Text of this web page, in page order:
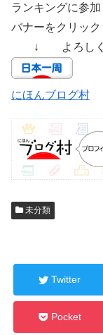
ランキングに参加
バナーをクリック
↓ よろしくお
にほんブログ村
未分類
Twitter
Pocket